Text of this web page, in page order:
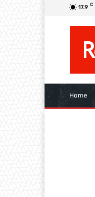
17.9 C
Home